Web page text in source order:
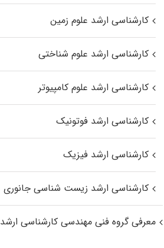
کارشناسی ارشد علوم زمین
کارشناسی ارشد علوم شناختی
کارشناسی ارشد علوم کامپیوتر
کارشناسی ارشد فوتونیک
کارشناسی ارشد فیزیک
کارشناسی ارشد زیست‌ شناسی جانوری
معرفی گروه فنی مهندسی کارشناسی ارشد